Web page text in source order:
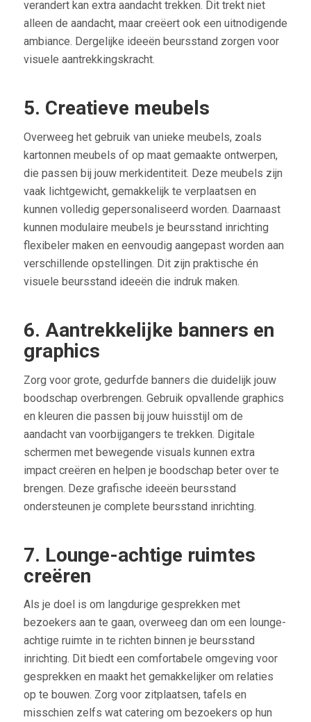
verandert kan extra aandacht trekken. Dit trekt niet
alleen de aandacht, maar creëert ook een uitnodigende
ambiance. Dergelijke ideeën beursstand zorgen voor
visuele aantrekkingskracht.
5. Creatieve meubels
Overweeg het gebruik van unieke meubels, zoals
kartonnen meubels of op maat gemaakte ontwerpen,
die passen bij jouw merkidentiteit. Deze meubels zijn
vaak lichtgewicht, gemakkelijk te verplaatsen en
kunnen volledig gepersonaliseerd worden. Daarnaast
kunnen modulaire meubels je beursstand inrichting
flexibeler maken en eenvoudig aangepast worden aan
verschillende opstellingen. Dit zijn praktische én
visuele beursstand ideeën die indruk maken.
6. Aantrekkelijke banners en
graphics
Zorg voor grote, gedurfde banners die duidelijk jouw
boodschap overbrengen. Gebruik opvallende graphics
en kleuren die passen bij jouw huisstijl om de
aandacht van voorbijgangers te trekken. Digitale
schermen met bewegende visuals kunnen extra
impact creëren en helpen je boodschap beter over te
brengen. Deze grafische ideeën beursstand
ondersteunen je complete beursstand inrichting.
7. Lounge-achtige ruimtes
creëren
Als je doel is om langdurige gesprekken met
bezoekers aan te gaan, overweeg dan om een lounge-
achtige ruimte in te richten binnen je beursstand
inrichting. Dit biedt een comfortabele omgeving voor
gesprekken en maakt het gemakkelijker om relaties
op te bouwen. Zorg voor zitplaatsen, tafels en
misschien zelfs wat catering om bezoekers op hun